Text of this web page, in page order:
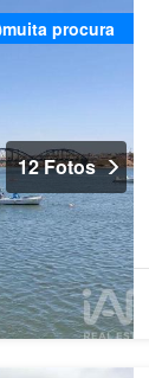
muita procura
12 Fotos